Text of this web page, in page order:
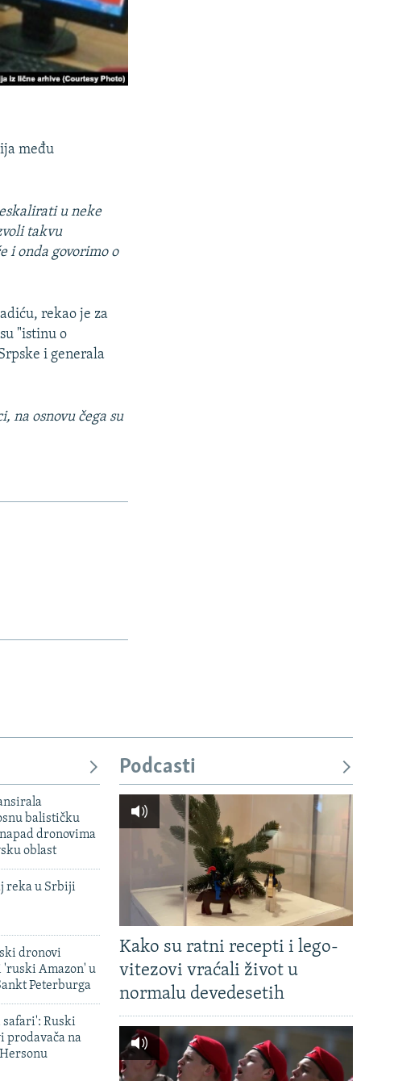
među
u neke
takvu
i onda govorimo o
rekao je za
"istinu o
i generala
na osnovu čega su
balističku
dronovima
oblast
reka u Srbiji
dronovi
'ruski Amazon' u
Peterburga
Ruski
prodavača na
Podcasti
Kako su ratni recepti i lego-
vitezovi vraćali život u
normalu devedesetih